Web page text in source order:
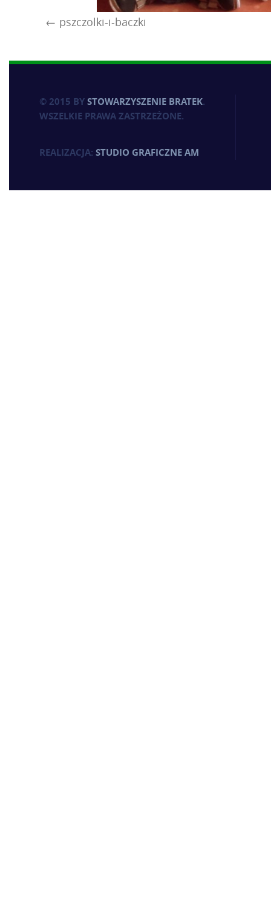
pszczolki-i-baczki
© 2015 BYSTOWARZYSZENIE BRATEK.
WSZELKIE PRAWA ZASTRZEŻONE.
REALIZACJA: STUDIO GRAFICZNE AM